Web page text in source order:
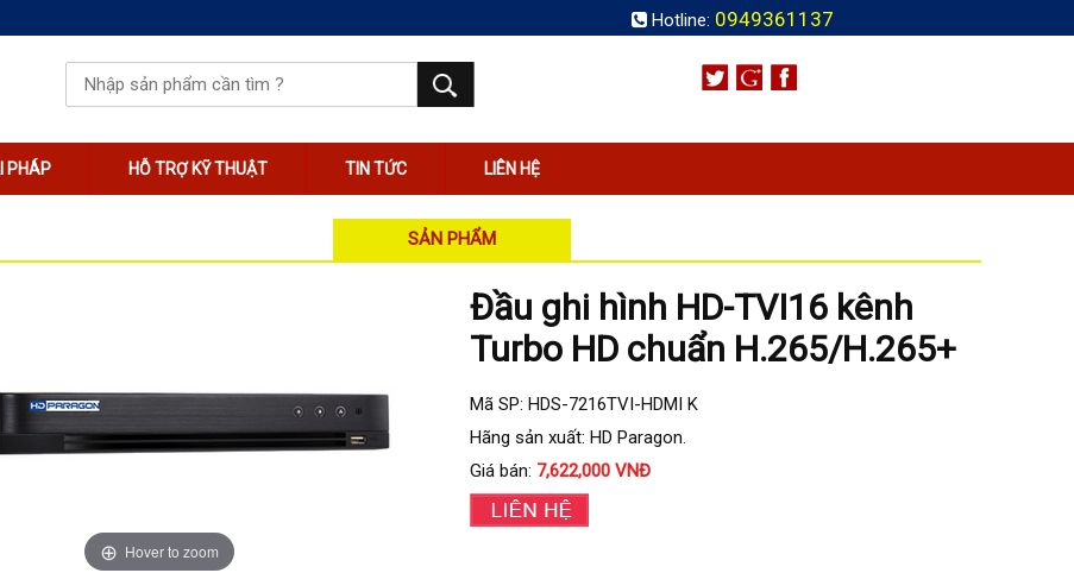
Hotline: 0949361137
PHÁP HỖ TRỢ KỸ THUẬT TIN TỨC LIÊN HỆ
SẢN PHẨM
Hover to zoom
Đầu ghi hình HD-TVI16 kênh
Turbo HD chuẩn H.265/H.265+
Mã SP: HDS-7216TVI-HDMI K
Hãng sản xuất: HD Paragon.
Giá bán: 7,622,000 VNĐ